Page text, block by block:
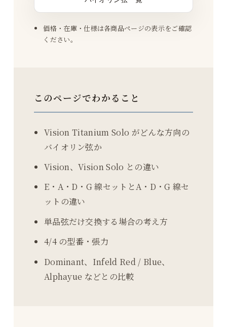
価格・在庫・仕様は各商品ページの表示をご確認
ください。
このページでわかること
Vision Titanium Solo がどんな方向の
バイオリン弦か
Vision、Vision Solo との違い
E・A・D・G 線セットとA・D・G 線セ
ットの違い
単品弦だけ交換する場合の考え方
4/4 の型番・張力
Dominant、Infeld Red / Blue、
Alphayue などとの比較